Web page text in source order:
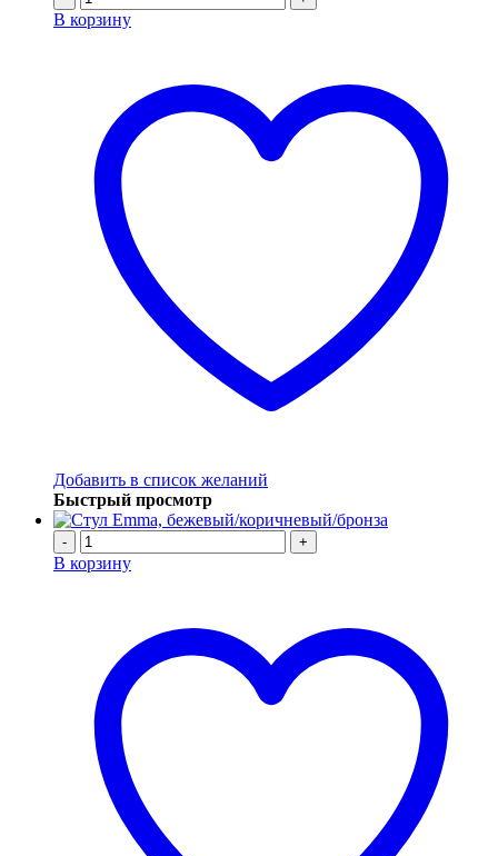
В корзину
Добавить в список желаний
Быстрый просмотр
- +
В корзину